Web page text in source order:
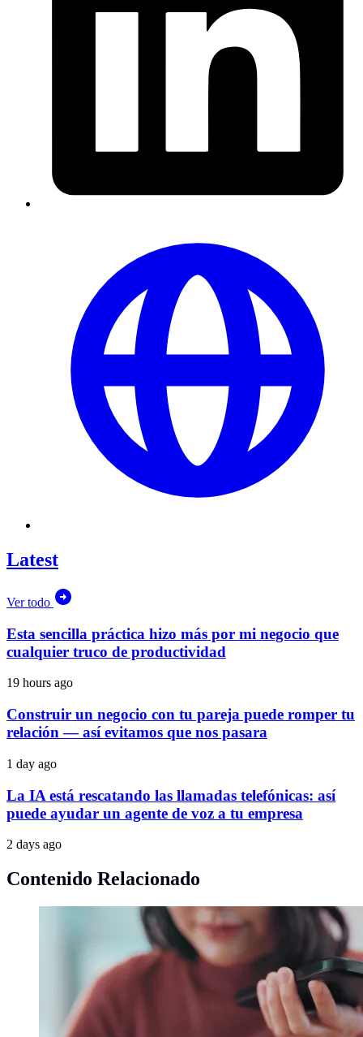
Latest
Ver todo
Esta sencilla práctica hizo más por mi negocio que
cualquier truco de productividad
19 hours ago
Construir un negocio con tu pareja puede romper tu
relación — así evitamos que nos pasara
1 day ago
La IA está rescatando las llamadas telefónicas: así
puede ayudar un agente de voz a tu empresa
2 days ago
Contenido Relacionado